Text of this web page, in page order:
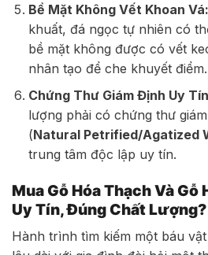
Bề Mặt Không Vết Khoan Vá:
khuất, đá ngọc tự nhiên có
bề mặt không được có vết
nhân tạo để che khuyết điểm.
Chứng Thư Giám Định Uy
lượng phải có chứng thư
(Natural Petrified/Agatized
trung tâm độc lập uy tín.
Mua Gỗ Hóa Thạch Và Gỗ
Uy Tín, Đúng Chất Lượng?
Hành trình tìm kiếm một báu